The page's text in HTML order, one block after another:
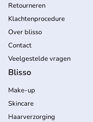
Retourneren
Klachtenprocedure
Over blisso
Contact
Veelgestelde vragen
Blisso
Make-up
Skincare
Haarverzorging